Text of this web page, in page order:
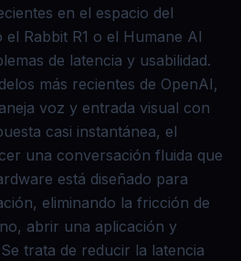
en el espacio del
Rabbit R1 o el Humane AI
de latencia y usabilidad.
más recientes de OpenAI,
voz y entrada visual con
casi instantánea, el
una conversación fluida que
está diseñado para
eliminando la fricción de
abrir una aplicación y
trata de reducir la latencia